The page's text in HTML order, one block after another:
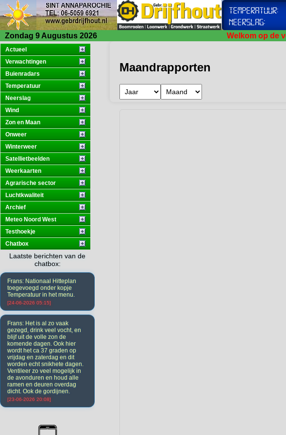
Zondag 9 Augustus 2026 Welkom op de
Actueel
Verwachtingen
Buienradars
Temperatuur
Neerslag
Wind
Zon en Maan
Onweer
Winterweer
Satellietbeelden
Weerkaarten
Agrarische sector
Luchtkwaliteit
Archief
Meteo Noord West
Testhoekje
Chatbox
Laatste berichten van de
chatbox:
Frans: Nationaal Hitteplan
toegevoegd onder kopje
Temperatuur in het menu.
[24-06-2026 05:15]
Frans: Het is al zo vaak
gezegd, drink veel vocht, en
blijf uit de volle zon de
komende dagen. Ook hier
wordt het ca 37 graden op
vrijdag en zaterdag en dit
worden echt snikhete dagen.
Ventileer zo veel mogelijk in
de avonduren en houd alle
ramen en deuren overdag
dicht. Ook de gordijnen.
[23-06-2026 20:08]
Maandrapporten